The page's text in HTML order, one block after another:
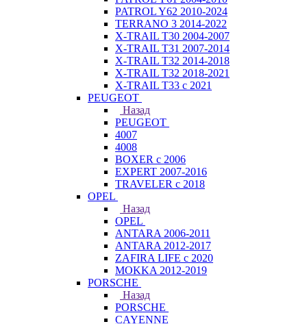
PATROL Y62 2010-2024
TERRANO 3 2014-2022
X-TRAIL T30 2004-2007
X-TRAIL T31 2007-2014
X-TRAIL T32 2014-2018
X-TRAIL T32 2018-2021
X-TRAIL T33 с 2021
PEUGEOT
Назад
PEUGEOT
4007
4008
BOXER с 2006
EXPERT 2007-2016
TRAVELER с 2018
OPEL
Назад
OPEL
ANTARA 2006-2011
ANTARA 2012-2017
ZAFIRA LIFE с 2020
MOKKA 2012-2019
PORSCHE
Назад
PORSCHE
CAYENNE